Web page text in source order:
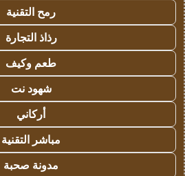
رمح التقنية
رذاذ التجارة
طعم وكيف
شهود نت
أركاني
مباشر التقنية
مدونة صحبة